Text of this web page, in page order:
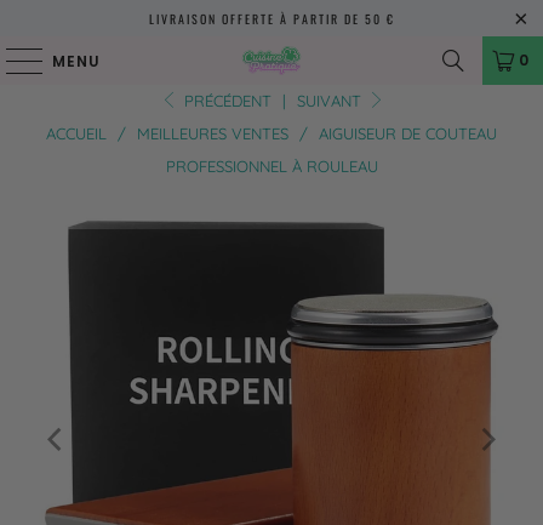
LIVRAISON OFFERTE À PARTIR DE 50 €
MENU 0
PRÉCÉDENT |
SUIVANT
ACCUEIL
/ MEILLEURES VENTES /
AIGUISEUR DE COUTEAU
PROFESSIONNEL À ROULEAU